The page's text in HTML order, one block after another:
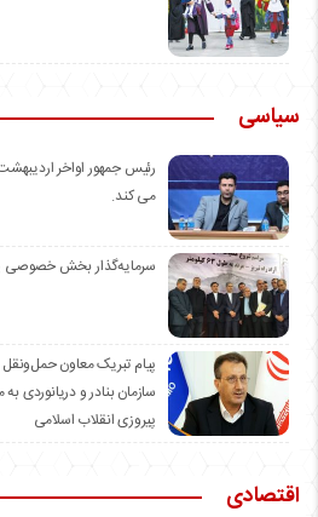
سیاسی
رئیس جمهور اواخر
می کند.
سرمایه‌گذار بخش خصوصی
️پیام تبریک معاون
سازمان بنادر و
پیروزی انقلاب اسلامی
اقتصادی